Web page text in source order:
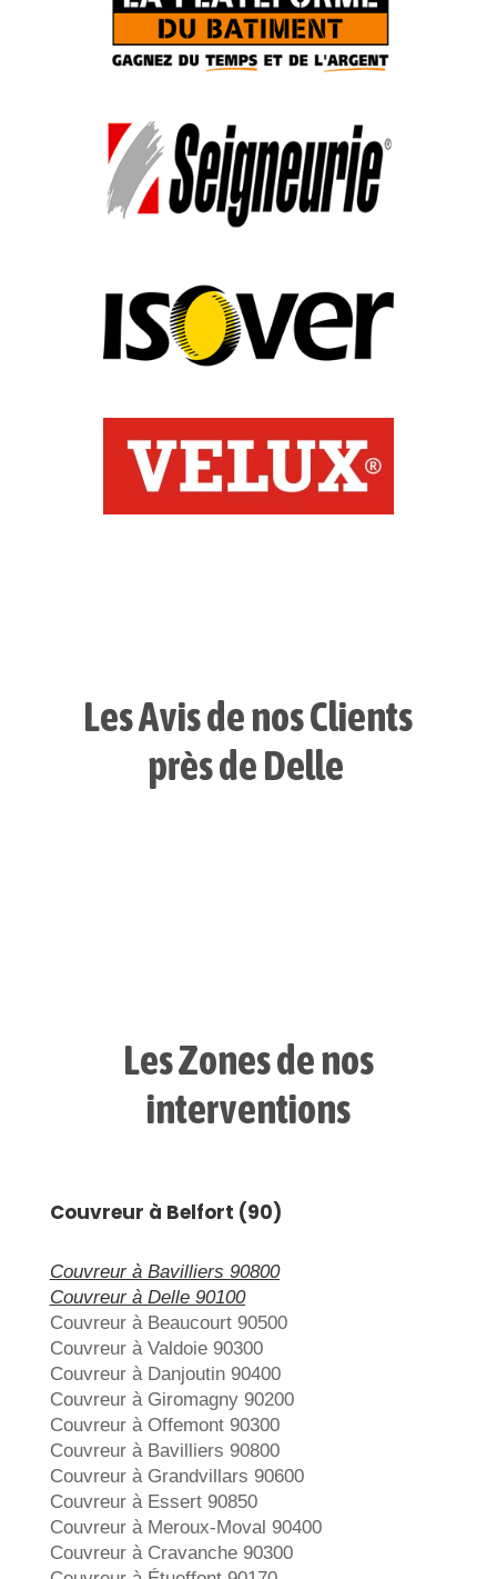
Les Avis de nos Clients
près de Delle
Les Zones de nos
interventions
Couvreur à Belfort (90)
Couvreur à Bavilliers 90800
Couvreur à Delle 90100
Couvreur à Beaucourt 90500
Couvreur à Valdoie 90300
Couvreur à Danjoutin 90400
Couvreur à Giromagny 90200
Couvreur à Offemont 90300
Couvreur à Bavilliers 90800
Couvreur à Grandvillars 90600
Couvreur à Essert 90850
Couvreur à Meroux-Moval 90400
Couvreur à Cravanche 90300